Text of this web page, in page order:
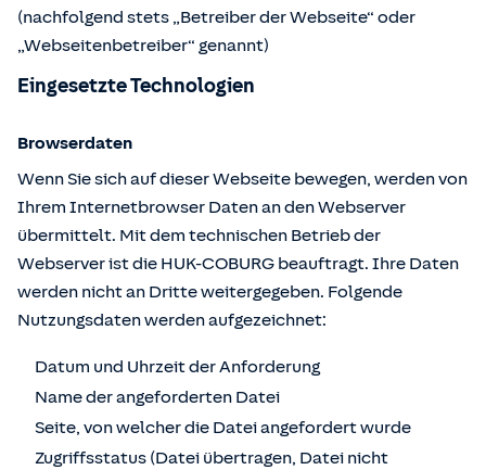
(nachfolgend stets „Betreiber der Webseite“ oder
„Webseitenbetreiber“ genannt)
Eingesetzte Technologien
Browserdaten
Wenn Sie sich auf dieser Webseite bewegen, werden von
Ihrem Internetbrowser Daten an den Webserver
übermittelt. Mit dem technischen Betrieb der
Webserver ist die HUK-COBURG beauftragt. Ihre Daten
werden nicht an Dritte weitergegeben. Folgende
Nutzungsdaten werden aufgezeichnet:
Datum und Uhrzeit der Anforderung
Name der angeforderten Datei
Seite, von welcher die Datei angefordert wurde
Zugriffsstatus (Datei übertragen, Datei nicht